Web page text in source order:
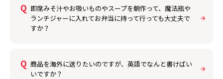
即席みそ汁やお吸いものやスープを朝作って、魔法瓶や
ランチジャーに入れてお弁当に持って行っても大丈夫で
すか？
商品を海外に送りたいのですが、英語でなんと書けばい
いですか？